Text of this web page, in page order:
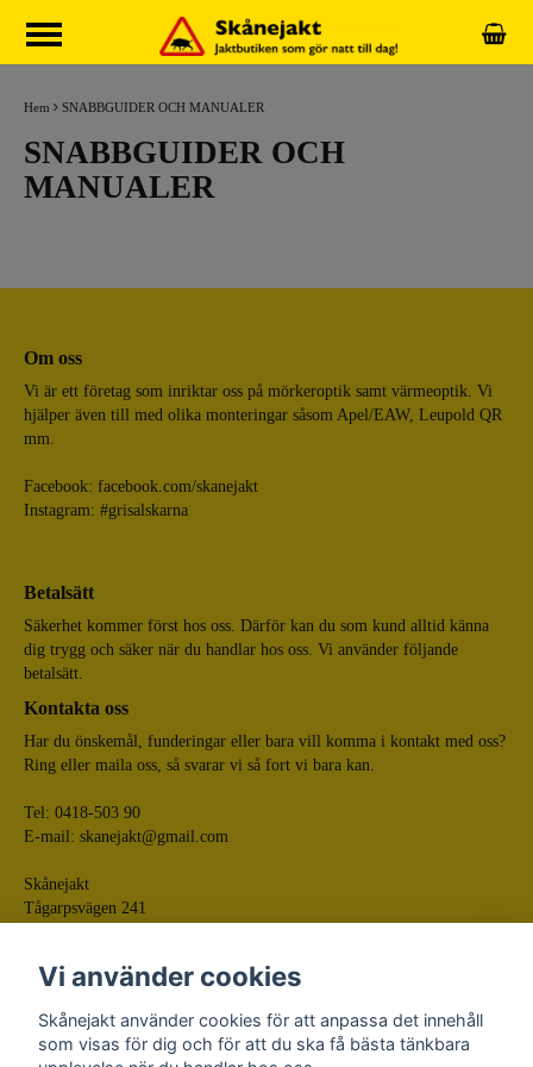
Hem SNABBGUIDER OCH MANUALER
SNABBGUIDER OCH
MANUALER
Om oss
Vi är ett företag som inriktar oss på mörkeroptik samt värmeoptik. Vi
hjälper även till med olika monteringar såsom Apel/EAW, Leupold QR
mm.
Facebook: facebook.com/skanejakt
Instagram: #grisalskarna
Betalsätt
Säkerhet kommer först hos oss. Därför kan du som kund alltid känna
dig trygg och säker när du handlar hos oss. Vi använder följande
betalsätt.
Kontakta oss
Har du önskemål, funderingar eller bara vill komma i kontakt med oss?
Ring eller maila oss, så svarar vi så fort vi bara kan.
Tel: 0418-503 90
E-mail: skanejakt@gmail.com
Skånejakt
Tågarpsvägen 241
Vi använder cookies
Skånejakt använder cookies för att anpassa det innehåll
som visas för dig och för att du ska få bästa tänkbara